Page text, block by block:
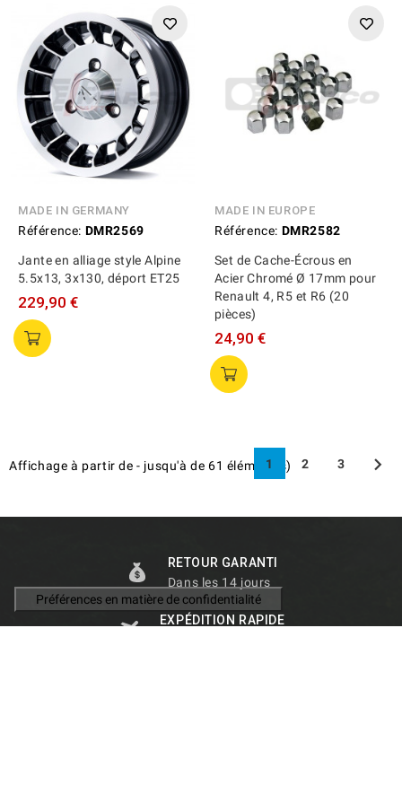
MADE IN GERMANY
Référence: DMR2569
Jante en alliage style Alpine
5.5x13, 3x130, déport ET25
229,90 €
MADE IN EUROPE
Référence: DMR2582
Set de Cache-Écrous en
Acier Chromé Ø 17mm pour
Renault 4, R5 et R6 (20
pièces)
24,90 €
Affichage à partir de- jusqu'àde 61 élément(s)
1 2 3 
RETOUR GARANTI
Dans les 14 jours
EXPÉDITION RAPIDE